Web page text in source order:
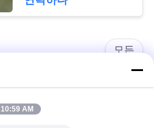
모든
산업용 롤러
10:59 AM